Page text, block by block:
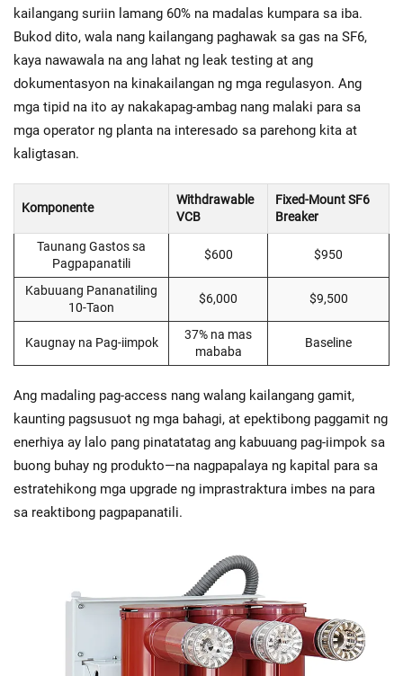
kailangang suriin lamang 60% na madalas kumpara sa iba.
Bukod dito, wala nang kailangang paghawak sa gas na SF6,
kaya nawawala na ang lahat ng leak testing at ang
dokumentasyon na kinakailangan ng mga regulasyon. Ang
mga tipid na ito ay nakakapag-ambag nang malaki para sa
mga operator ng planta na interesado sa parehong kita at
kaligtasan.
Komponente
Withdrawable
VCB
Fixed-Mount SF6
Breaker
Taunang Gastos sa
Pagpapanatili
$600 $950
Kabuuang Pananatiling
10-Taon
$6,000 $9,500
Kaugnay na Pag-iimpok
37% na mas
mababa
Baseline
Ang madaling pag-access nang walang kailangang gamit,
kaunting pagsusuot ng mga bahagi, at epektibong paggamit ng
enerhiya ay lalo pang pinatatatag ang kabuuang pag-iimpok sa
buong buhay ng produkto—na nagpapalaya ng kapital para sa
estratehikong mga upgrade ng imprastraktura imbes na para
sa reaktibong pagpapanatili.